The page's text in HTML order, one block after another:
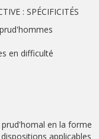
: SPÉCIFICITÉS
en difficulté
en la forme
applicables